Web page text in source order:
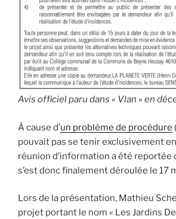
Avis officiel paru dans « Vlan » en
À cause d’un problème de procédure
pouvait pas se tenir exclusivement
réunion d’information a été reportée
s’est donc finalement déroulée le 17
Lors de la présentation, Mathieu
projet portant le nom « Les Jardins